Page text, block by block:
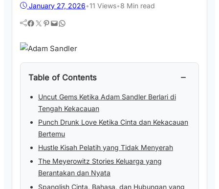
January 27, 2026•11 Views•8 Min read
Facebook Twitter Pinterest Mail WhatsApp
Table of Contents −
Uncut Gems Ketika Adam Sandler Berlari di
Tengah Kekacauan
Punch Drunk Love Ketika Cinta dan Kekacauan
Bertemu
Hustle Kisah Pelatih yang Tidak Menyerah
The Meyerowitz Stories Keluarga yang
Berantakan dan Nyata
Spanglish Cinta, Bahasa, dan Hubungan yang